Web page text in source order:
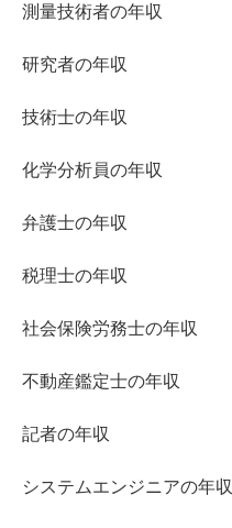
測量技術者の年収
研究者の年収
技術士の年収
化学分析員の年収
弁護士の年収
税理士の年収
社会保険労務士の年収
不動産鑑定士の年収
記者の年収
システムエンジニアの年収